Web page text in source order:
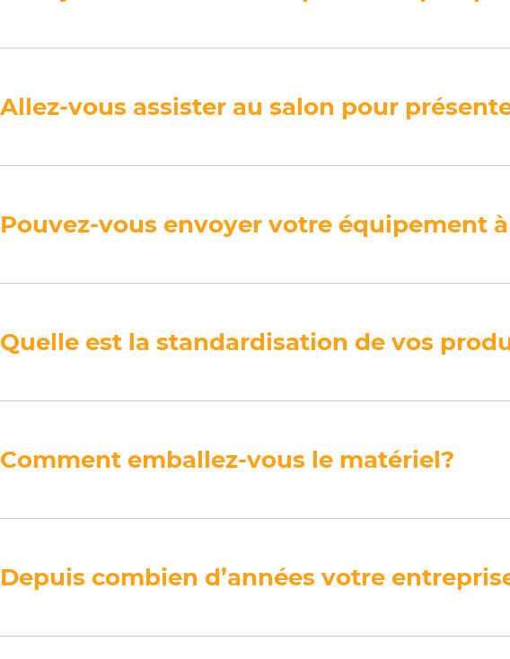
Allez-vous assister au salon pour
Pouvez-vous envoyer votre équipement
Quelle est la standardisation de vos
Comment emballez-vous le matériel?
Depuis combien d’années votre